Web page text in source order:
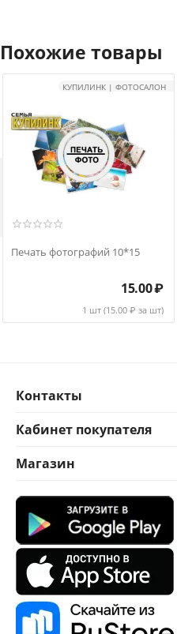
Похожие товары
КУПИЛИНК | ФОТОСАЛОН
Печать фотографий 10*15
15.00₽
1 шт (15.00 ₽ за шт)
Контакты
Кабинет покупателя
Магазин